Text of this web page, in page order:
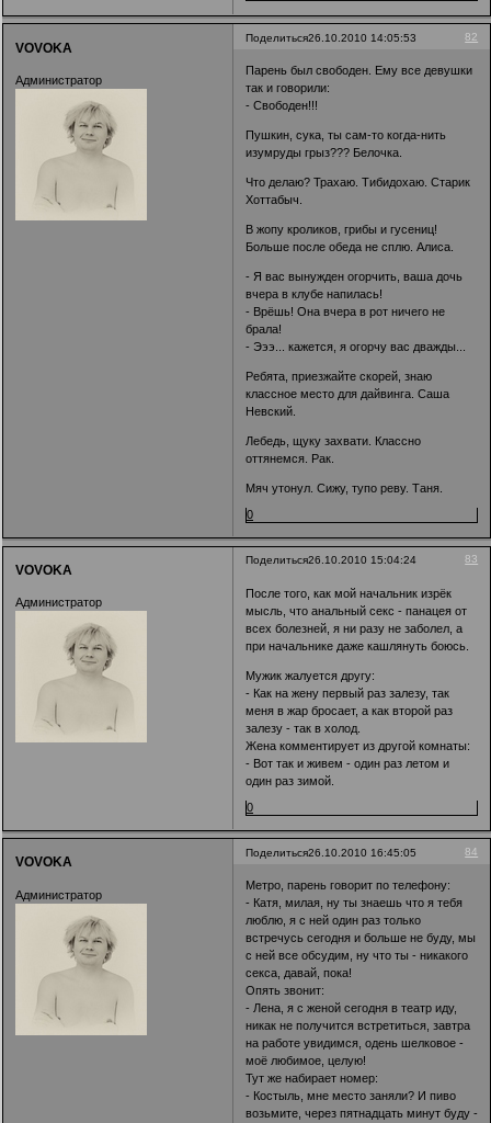
Поделиться 82
26.10.2010 14:05:53
VOVOKA
Администратор
Парень был свободен. Ему все девушки
так и говорили:
- Свободен!!!
Пушкин, сука, ты сам-то когда-нить
изумруды грыз??? Белочка.
Что делаю? Трахаю. Тибидохаю. Старик
Хоттабыч.
В жопу кроликов, грибы и гусениц!
Больше после обеда не сплю. Алиса.
- Я вас вынужден огорчить, ваша дочь
вчера в клубе напилась!
- Врёшь! Она вчера в рот ничего не
брала!
- Эээ... кажется, я огорчу вас дважды...
Ребята, приезжайте скорей, знаю
классное место для дайвинга. Саша
Невский.
Лебедь, щуку захвати. Классно
оттянемся. Рак.
Мяч утонул. Сижу, тупо реву. Таня.
0
Поделиться 83
26.10.2010 15:04:24
VOVOKA
Администратор
После того, как мой начальник изрёк
мысль, что анальный секс - панацея от
всех болезней, я ни разу не заболел, а
при начальнике даже кашлянуть боюсь.
Мужик жалуется другу:
- Как на жену первый раз залезу, так
меня в жар бросает, а как второй раз
залезу - так в холод.
Жена комментирует из другой комнаты:
- Вот так и живем - один раз летом и
один раз зимой.
0
Поделиться 84
26.10.2010 16:45:05
VOVOKA
Администратор
Метро, парень говорит по телефону:
- Катя, милая, ну ты знаешь что я тебя
люблю, я с ней один раз только
встречусь сегодня и больше не буду, мы
с ней все обсудим, ну что ты - никакого
секса, давай, пока!
Опять звонит:
- Лена, я с женой сегодня в театр иду,
никак не получится встретиться, завтра
на работе увидимся, одень шелковое -
моё любимое, целую!
Тут же набирает номер:
- Костыль, мне место заняли? И пиво
возьмите, через пятнадцать минут буду -